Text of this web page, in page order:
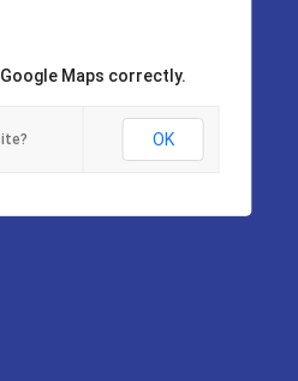
Maps correctly.
OK